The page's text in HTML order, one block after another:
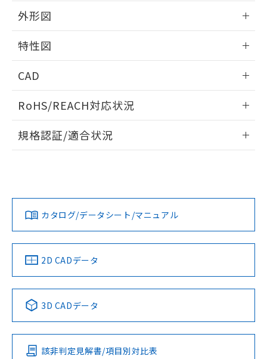
外形図
外形図
特性図
電気的耐久性曲線
CAD
ドすることができます。
ログイン/会員登録
ダウンロードデータをご利用いただく前に、以下を必ずお読
みください。
ソフトウェアの使用条件
RoHS/REACH対応状況
EU RoHS 注意事項・凡例
対応済み
中国 RoHS 注意事項・凡例
Pb Hg Cd Cr(VI)
O
規格認証/適合状況
LR型式承認
（イギリス
船舶規格）
DNV型式承認
（ノルウェー
BV型式承認
（フランス
KR型式
（韓国
No No No No
この製品の規格認証/適合状況ページへ
その他の認証はこちらのページからご検索ください
カタログ/データシート/マニュアル
2D CADデータ
3D CADデータ
該非判定見解書/項目別対比表